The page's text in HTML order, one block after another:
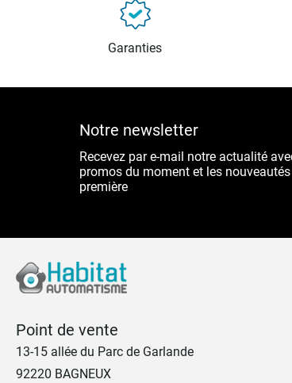
Garanties
Notre newsletter
Recevez par e-mail notre actualité
promos du moment et les
première
Point de vente
13-15 allée du Parc de Garlande
92220 BAGNEUX